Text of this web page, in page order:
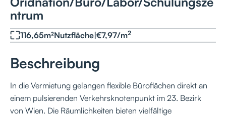
ntrum
116,65m²Nutzfläche|€7,97/m2
Beschreibung
In die Vermietung gelangen flexible Büroflächen direkt an
einem pulsierenden Verkehrsknotenpunkt im 23. Bezirk
von Wien. Die Räumlichkeiten bieten vielfältige